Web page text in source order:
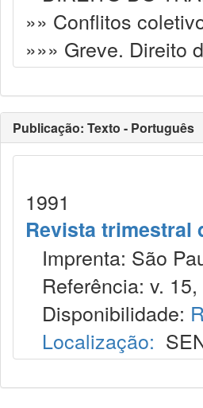
»» Conflitos
»»» Greve. Direito
Publicação: Texto - Português
1991
Revista trimestral
Imprenta: São
Referência: v.
Disponibilidade:
Localização: